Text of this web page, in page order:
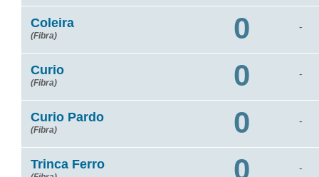
Coleira
(Fibra) 0 -
Curio
(Fibra) 0 -
Curio Pardo
(Fibra) 0 -
Trinca Ferro 0 -